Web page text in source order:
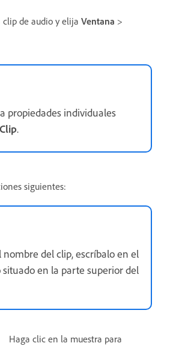
clip de audio y elija Ventana >
propiedades individuales
Clip.
siguientes:
nombre del clip, escríbalo en el
en la parte superior del
Haga clic en la muestra para